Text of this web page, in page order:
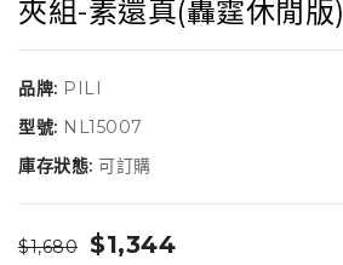
夾組-素還真(轟霆休閒版)
品牌: PILI
型號: NL15007
庫存狀態: 可訂購
$1,680 $1,344